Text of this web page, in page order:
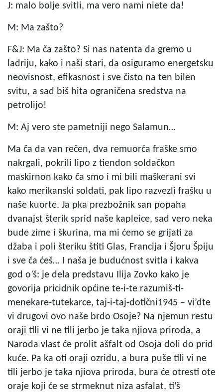
J: malo bolje svitli, ma vero nami niete da!
M: Ma zašto?
F&J: Ma ča zašto? Si nas natenta da gremo u
ladriju, kako i naši stari, da osiguramo energetsku
neovisnost, efikasnost i sve čisto na ten bilen
svitu, a sad biš hita ograničena sredstva na
petrolijo!
M: Aj vero ste pametniji nego Salamun…
Ma ča da van rečen, dva remuorća fraške smo
nakrgali, pokrili lipo z tiendon soldačkon
maskirnon kako ča smo i mi bili maškerani svi
kako merikanski soldati, pak lipo razvezli frašku u
naše kuorte. Ja pka prezbožnik san popaha
dvanajst šterik sprid naše kapleice, sad vero neka
bude zime i škurina, ma mi ćemo se grijati za
džaba i poli šteriku štiti Glas, Francija i Šjoru Špiju
i sve ča ćeš… I naša je budućnost svitla i kakva
god o’š: je dela predstavu Ilija Zovko kako je
govorija pricidnik općine te-i-te razumiš-ti-
menekare-tutekarce, taj-i-taj-dotični1945 – vi’dte
vi drugovi ovo naše brdo Osoje? Na njemun restu
oraji tili vi ne tili jerbo je taka njiova priroda, a
Naroda vlast će prolit ašfalt od Osoja doli do prid
kuće. Pa ka oti oraji ozridu, a bura puše tili vi ne
tili jerbo je taka njiova priroda, bura će otresti ote
oraje koji će se strmeknut niza asfalat, ti’š